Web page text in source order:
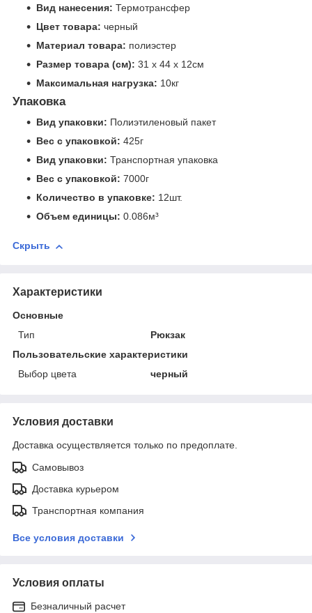
Вид нанесения: Термотрансфер
Цвет товара: черный
Материал товара: полиэстер
Размер товара (см): 31 х 44 х 12см
Максимальная нагрузка: 10кг
Упаковка
Вид упаковки: Полиэтиленовый пакет
Вес с упаковкой: 425г
Вид упаковки: Транспортная упаковка
Вес с упаковкой: 7000г
Количество в упаковке: 12шт.
Объем единицы: 0.086м³
Скрыть
Характеристики
Основные
Тип
Рюкзак
Пользовательские характеристики
Выбор цвета
черный
Условия доставки
Доставка осуществляется только по предоплате.
Самовывоз
Доставка курьером
Транспортная компания
Все условия доставки
Условия оплаты
Безналичный расчет